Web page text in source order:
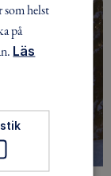
som helst
på
Läs